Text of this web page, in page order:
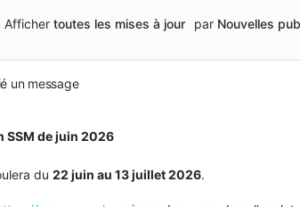
Afficher toutes les mises à jour par Nouvelles
un message
SSM de juin 2026
du 22 juin au 13 juillet 2026.